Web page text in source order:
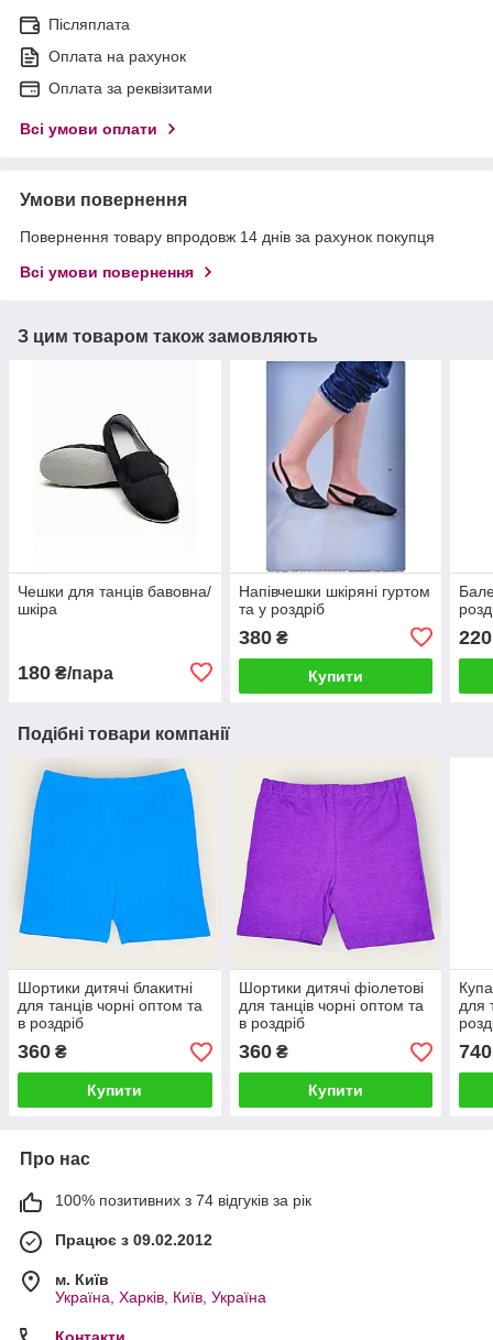
Післяплата
Оплата на рахунок
Оплата за реквізитами
Всі умови оплати
Умови повернення
Повернення товару впродовж 14 днів за рахунок покупця
Всі умови повернення
З цим товаром також замовляють
Чешки для танців бавовна/
шкіра
180 ₴/пара
Напівчешки шкіряні гуртом
та у роздріб
380₴
Купити
220
Подібні товари компанії
Шортики дитячі блакитні
для танців чорні оптом та
в роздріб
360 ₴
Купити
Шортики дитячі фіолетові
для танців чорні оптом та
в роздріб
360₴
Купити
для
740
Про нас
100% позитивних з 74 відгуків за рік
Працює з 09.02.2012
м. Київ
Україна, Харків, Київ, Україна